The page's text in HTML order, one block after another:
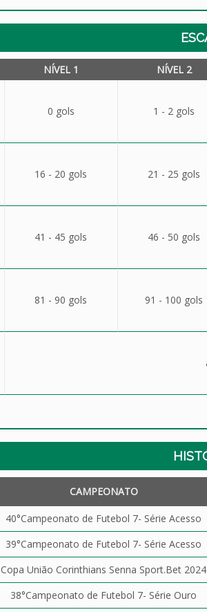
NÍVEL 1 NÍVEL 2
0 gols 1 - 2 gols
16 - 20 gols 21 - 25 gols
41 - 45 gols 46 - 50 gols
81 - 90 gols 91 - 100 gols
CAMPEONATO
40°Campeonato de Futebol 7- Série Acesso
39°Campeonato de Futebol 7- Série Acesso
Copa União Corinthians Senna Sport.Bet 2024
38°Campeonato de Futebol 7- Série Ouro